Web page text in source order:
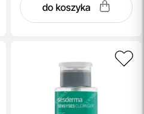
do koszyka